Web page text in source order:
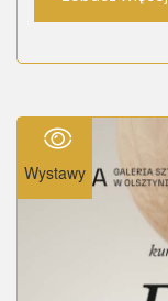
Wystawy